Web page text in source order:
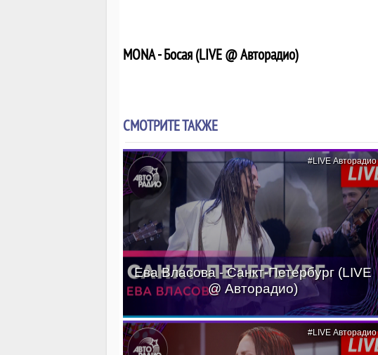
MONA - Босая (LIVE @ Авторадио)
СМОТРИТЕ ТАКЖЕ
Ева Власова - Санкт-Петербург (LIVE
@ Авторадио)
#LIVE Авторадио
#LIVE Авторадио